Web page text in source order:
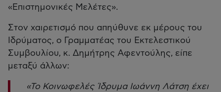
«Επιστημονικές Μελέτες».
Στον χαιρετισμό που απηύθυνε εκ μέρους του
Ιδρύματος, ο Γραμματέας του Εκτελεστικού
Συμβουλίου, κ. Δημήτρης Αφεντούλης, είπε
μεταξύ άλλων:
«Το Κοινωφελές Ίδρυμα Ιωάννη Λάτση έχει